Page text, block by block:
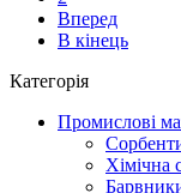
Вперед
В кінець
Категорія
Промислові
Хімічна